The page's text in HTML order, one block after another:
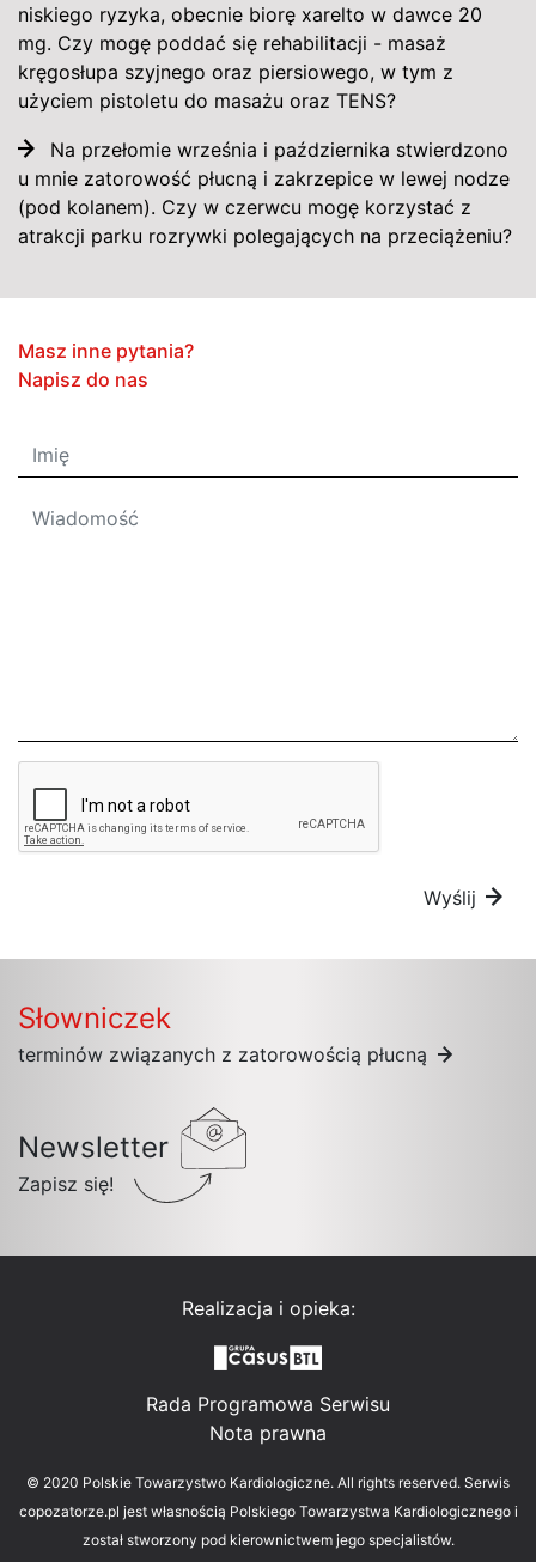
niskiego ryzyka, obecnie biorę xarelto w dawce 20
mg. Czy mogę poddać się rehabilitacji - masaż
kręgosłupa szyjnego oraz piersiowego, w tym z
użyciem pistoletu do masażu oraz TENS?
Na przełomie września i października stwierdzono
u mnie zatorowość płucną i zakrzepice w lewej nodze
(pod kolanem). Czy w czerwcu mogę korzystać z
atrakcji parku rozrywki polegających na przeciążeniu?
Masz inne pytania?
Napisz do nas
Wyślij
Słowniczek
terminów związanych z zatorowością płucną
Newsletter
Zapisz się!
Realizacja i opieka:
Rada Programowa Serwisu
Nota prawna
© 2020 Polskie Towarzystwo Kardiologiczne. All rights reserved. Serwis
copozatorze.pl jest własnością Polskiego Towarzystwa Kardiologicznego i
został stworzony pod kierownictwem jego specjalistów.